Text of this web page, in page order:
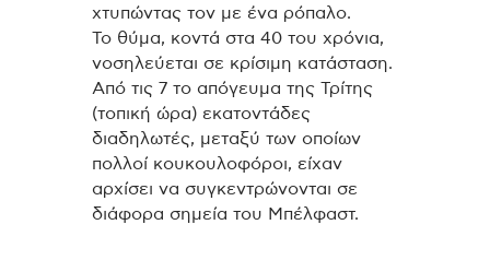
χτυπώντας τον με ένα ρόπαλο.
Το θύμα, κοντά στα 40 του χρόνια,
νοσηλεύεται σε κρίσιμη κατάσταση.
Από τις 7 το απόγευμα της Τρίτης
(τοπική ώρα) εκατοντάδες
διαδηλωτές, μεταξύ των οποίων
πολλοί κουκουλοφόροι, είχαν
αρχίσει να συγκεντρώνονται σε
διάφορα σημεία του Μπέλφαστ.